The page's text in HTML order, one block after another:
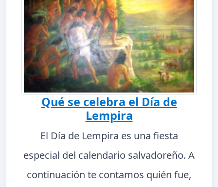
Qué se celebra el Día de
Lempira
El Día de Lempira es una fiesta
especial del calendario salvadoreño. A
continuación te contamos quién fue,